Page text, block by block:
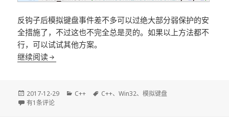
反钩子后模拟键盘事件差不多可以过绝大部分弱保护的安
全措施了，不过这也不完全总是灵的。如果以上方法都不
行，可以试试其他方案。
继续阅读C++：模拟键盘
发
布
2017-12-29
分
C++
标
C++、Win32、模拟键盘
C++：模拟键盘
有1条评论